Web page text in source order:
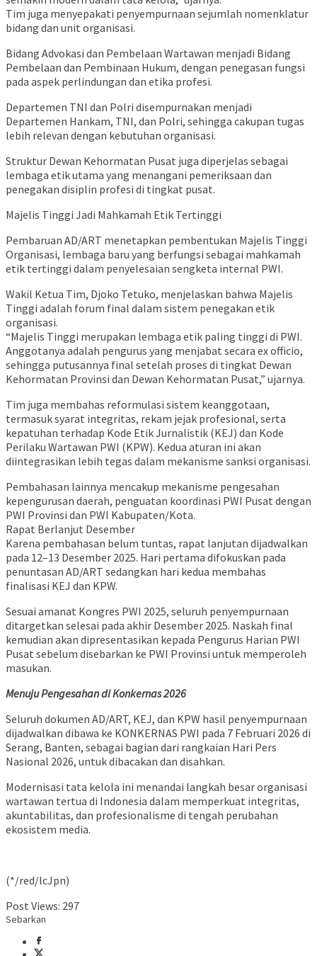
Tim juga menyepakati penyempurnaan sejumlah nomenklatur
bidang dan unit organisasi.
Bidang Advokasi dan Pembelaan Wartawan menjadi Bidang
Pembelaan dan Pembinaan Hukum, dengan penegasan fungsi
pada aspek perlindungan dan etika profesi.
Departemen TNI dan Polri disempurnakan menjadi
Departemen Hankam, TNI, dan Polri, sehingga cakupan tugas
lebih relevan dengan kebutuhan organisasi.
Struktur Dewan Kehormatan Pusat juga diperjelas sebagai
lembaga etik utama yang menangani pemeriksaan dan
penegakan disiplin profesi di tingkat pusat.
Majelis Tinggi Jadi Mahkamah Etik Tertinggi
Pembaruan AD/ART menetapkan pembentukan Majelis Tinggi
Organisasi, lembaga baru yang berfungsi sebagai mahkamah
etik tertinggi dalam penyelesaian sengketa internal PWI.
Wakil Ketua Tim, Djoko Tetuko, menjelaskan bahwa Majelis
Tinggi adalah forum final dalam sistem penegakan etik
organisasi.
“Majelis Tinggi merupakan lembaga etik paling tinggi di PWI.
Anggotanya adalah pengurus yang menjabat secara ex officio,
sehingga putusannya final setelah proses di tingkat Dewan
Kehormatan Provinsi dan Dewan Kehormatan Pusat,” ujarnya.
Tim juga membahas reformulasi sistem keanggotaan,
termasuk syarat integritas, rekam jejak profesional, serta
kepatuhan terhadap Kode Etik Jurnalistik (KEJ) dan Kode
Perilaku Wartawan PWI (KPW). Kedua aturan ini akan
diintegrasikan lebih tegas dalam mekanisme sanksi organisasi.
Pembahasan lainnya mencakup mekanisme pengesahan
kepengurusan daerah, penguatan koordinasi PWI Pusat dengan
PWI Provinsi dan PWI Kabupaten/Kota.
Rapat Berlanjut Desember
Karena pembahasan belum tuntas, rapat lanjutan dijadwalkan
pada 12–13 Desember 2025. Hari pertama difokuskan pada
penuntasan AD/ART sedangkan hari kedua membahas
finalisasi KEJ dan KPW.
Sesuai amanat Kongres PWI 2025, seluruh penyempurnaan
ditargetkan selesai pada akhir Desember 2025. Naskah final
kemudian akan dipresentasikan kepada Pengurus Harian PWI
Pusat sebelum disebarkan ke PWI Provinsi untuk memperoleh
masukan.
Menuju Pengesahan di Konkernas 2026
Seluruh dokumen AD/ART, KEJ, dan KPW hasil penyempurnaan
dijadwalkan dibawa ke KONKERNAS PWI pada 7 Februari 2026 di
Serang, Banten, sebagai bagian dari rangkaian Hari Pers
Nasional 2026, untuk dibacakan dan disahkan.
Modernisasi tata kelola ini menandai langkah besar organisasi
wartawan tertua di Indonesia dalam memperkuat integritas,
akuntabilitas, dan profesionalisme di tengah perubahan
ekosistem media.
(*/red/lcJpn)
Post Views: 297
Sebarkan